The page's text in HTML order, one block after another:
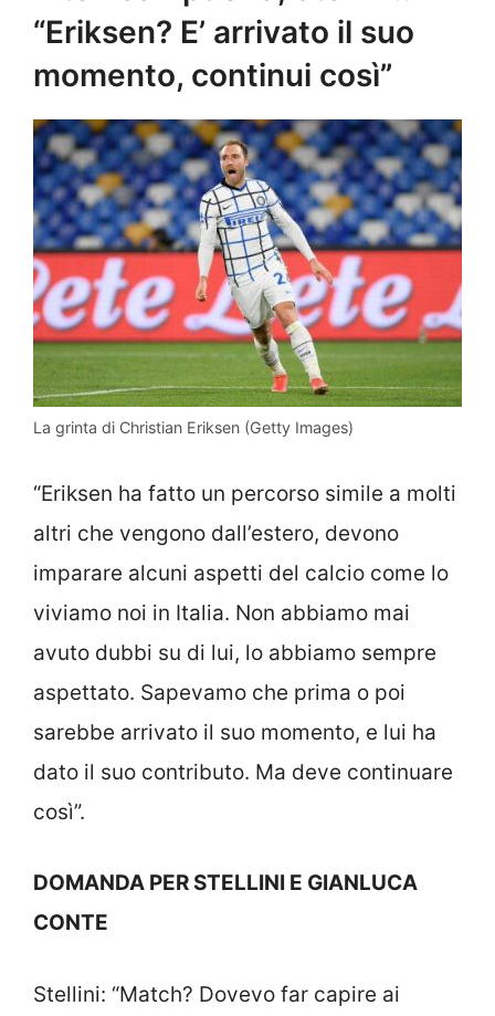
“Eriksen? E’ arrivato il suo
momento, continui così”
La grinta di Christian Eriksen (Getty Images)
“Eriksen ha fatto un percorso simile a molti
altri che vengono dall’estero, devono
imparare alcuni aspetti del calcio come lo
viviamo noi in Italia. Non abbiamo mai
avuto dubbi su di lui, lo abbiamo sempre
aspettato. Sapevamo che prima o poi
sarebbe arrivato il suo momento, e lui ha
dato il suo contributo. Ma deve continuare
così”.
DOMANDA PER STELLINI E GIANLUCA
CONTE
Stellini: “Match? Dovevo far capire ai